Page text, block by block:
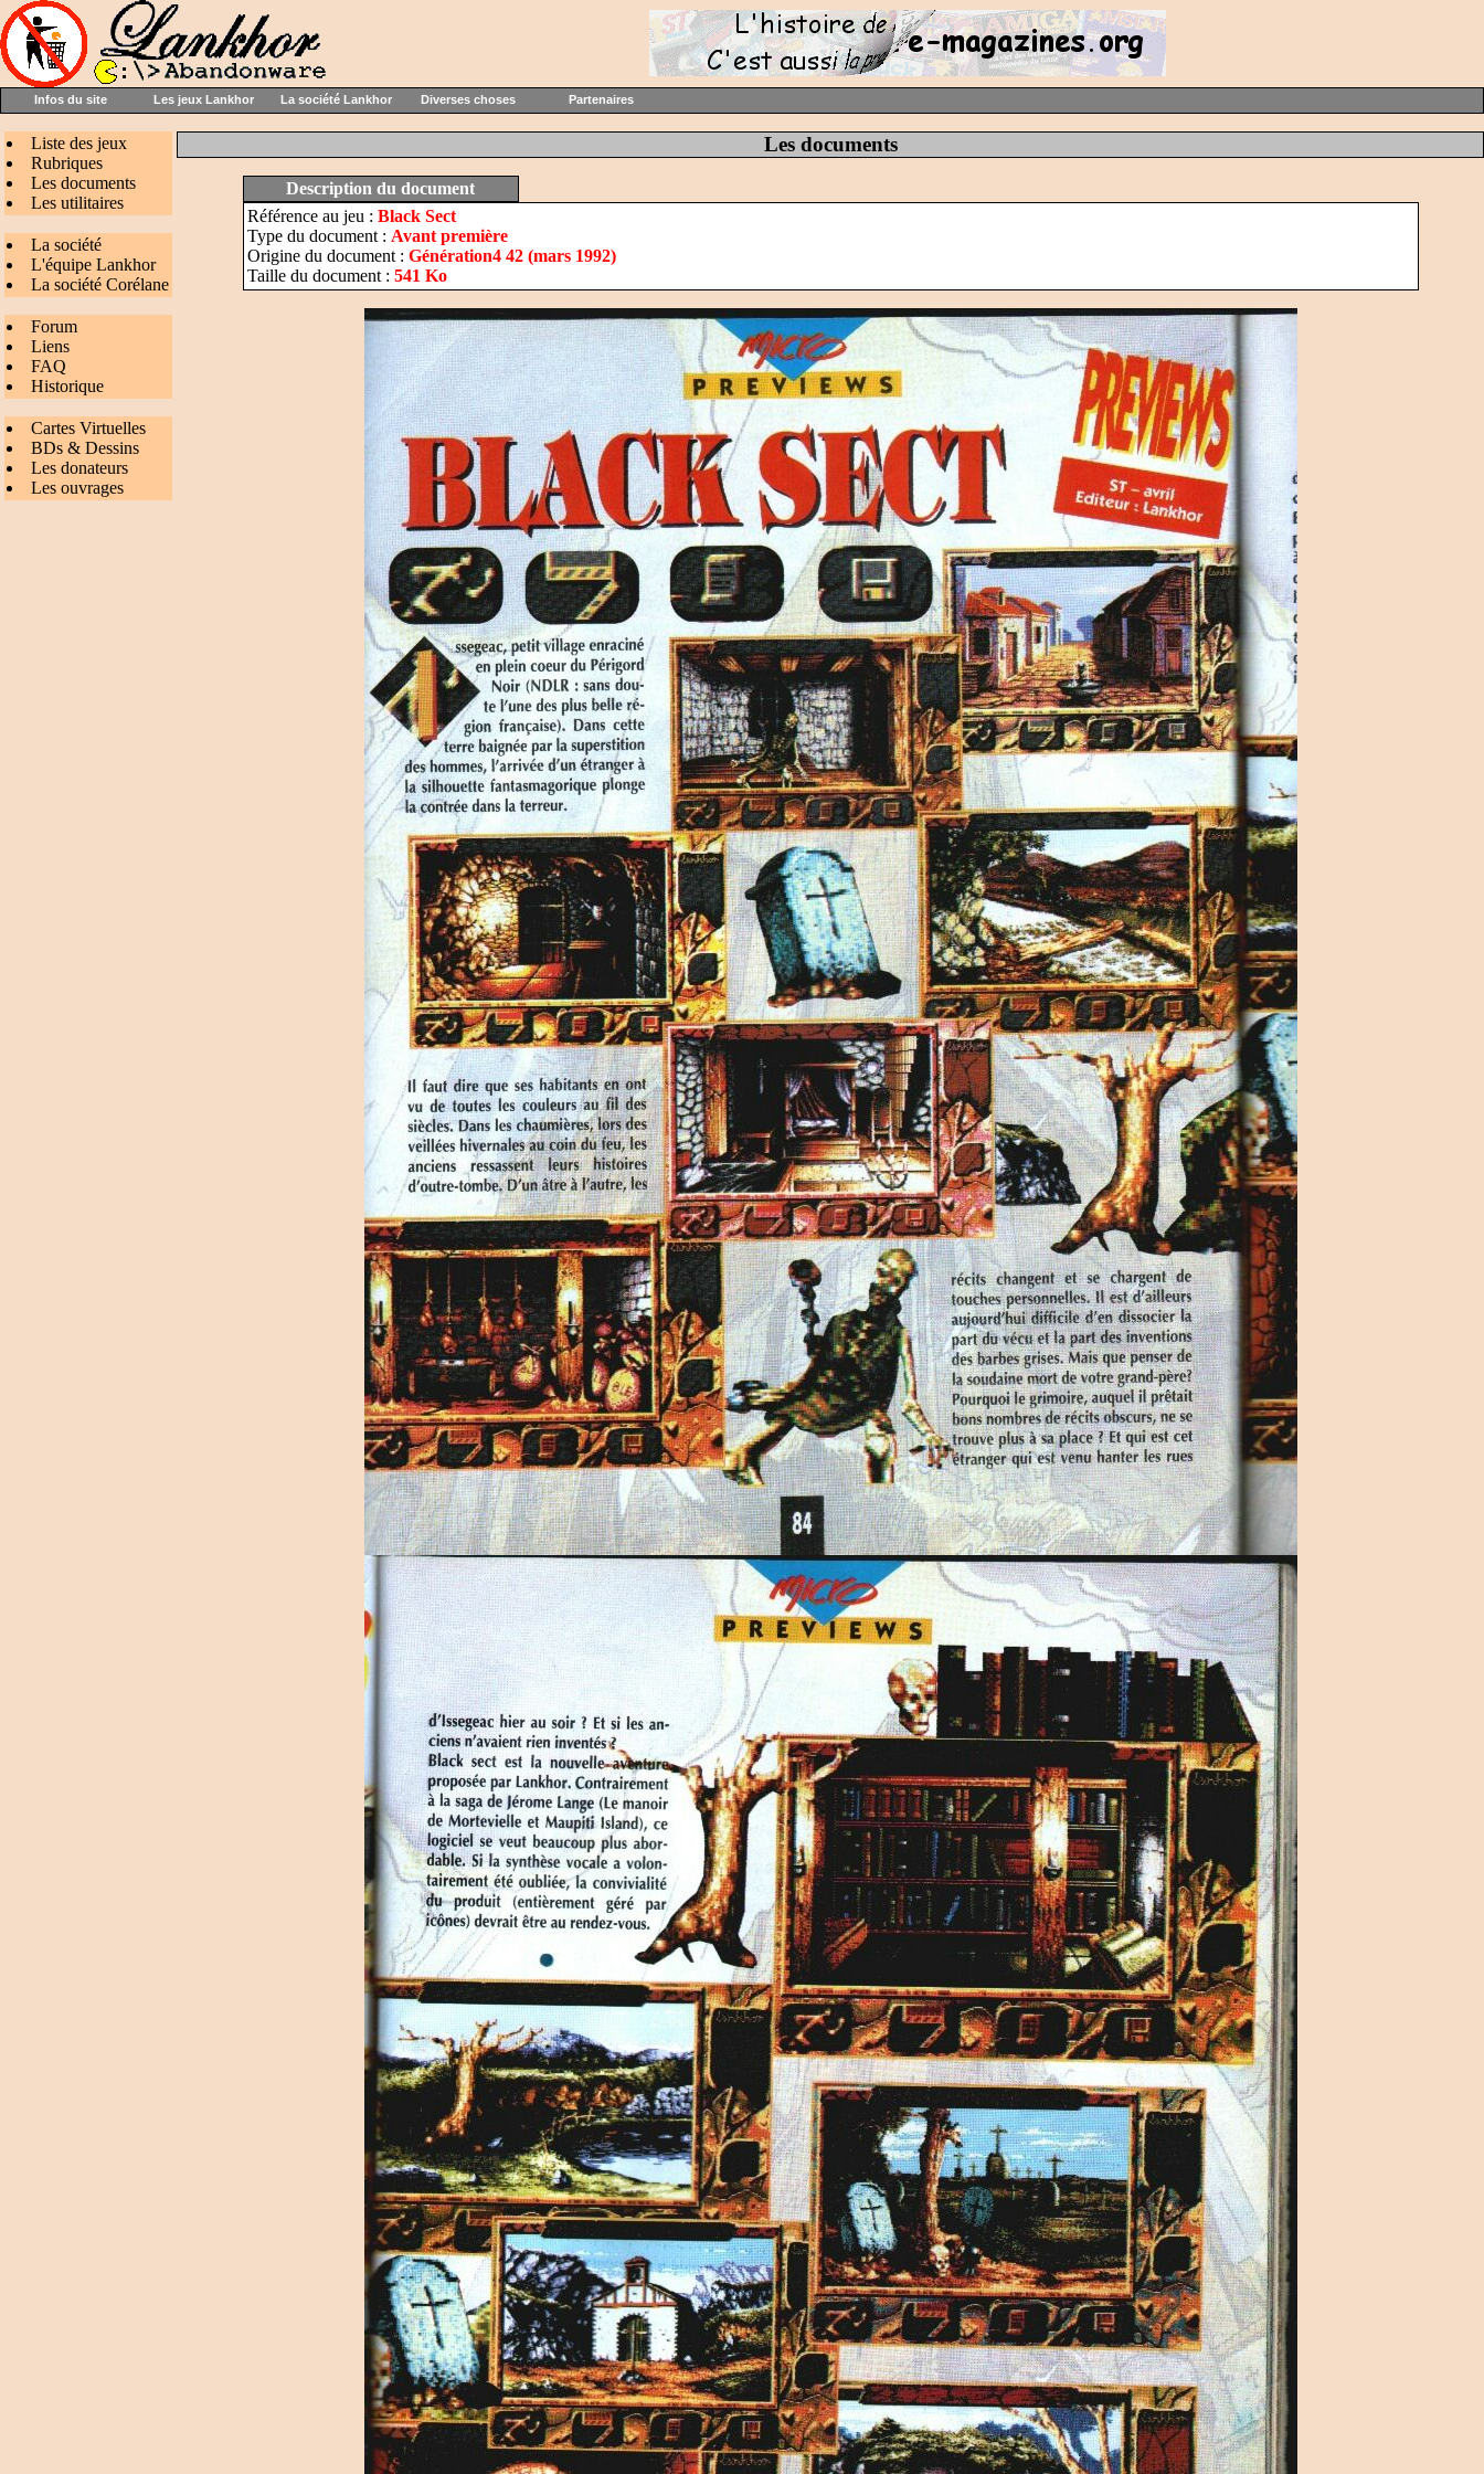
Infos du site Les jeux Lankhor La société Lankhor Diverses choses Partenaires
Liste des jeux
Rubriques
Les documents
Les utilitaires
La société
L'équipe Lankhor
La société Corélane
Forum
Liens
FAQ
Historique
Cartes Virtuelles
BDs & Dessins
Les donateurs
Les ouvrages
Les documents
Description du document
Référence au jeu : Black Sect
Type du document : Avant première
Origine du document : Génération4 42 (mars 1992)
Taille du document : 541 Ko